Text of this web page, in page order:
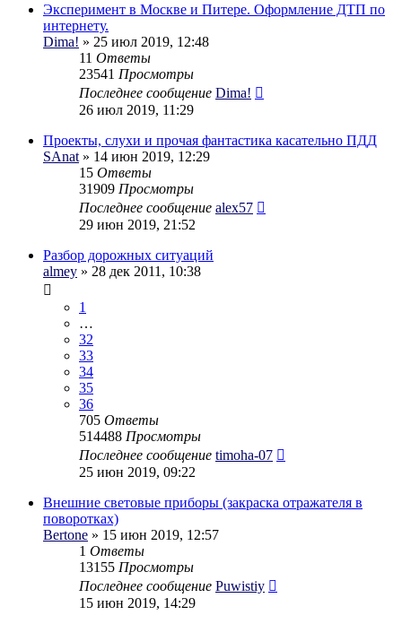
Эксперимент в Москве и Питере. Оформление ДТП по
интернету.
Dima! » 25 июл 2019, 12:48
11 Ответы
23541 Просмотры
Последнее сообщение Dima!
26 июл 2019, 11:29
Проекты, слухи и прочая фантастика касательно ПДД
SAnat » 14 июн 2019, 12:29
15 Ответы
31909 Просмотры
Последнее сообщение alex57
29 июн 2019, 21:52
Разбор дорожных ситуаций
almey » 28 дек 2011, 10:38
1
…
32
33
34
35
36
705 Ответы
514488 Просмотры
Последнее сообщение timoha-07
25 июн 2019, 09:22
Внешние световые приборы (закраска отражателя в
поворотках)
Bertone » 15 июн 2019, 12:57
1 Ответы
13155 Просмотры
Последнее сообщение Puwistiy
15 июн 2019, 14:29